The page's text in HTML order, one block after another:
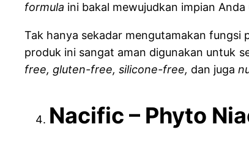
formula ini bakal mewujudkan impian
Tak hanya sekadar mengutamakan fungsi
produk ini sangat aman digunakan untuk
free, gluten-free, silicone-free, dan juga
Nacific – Phyto